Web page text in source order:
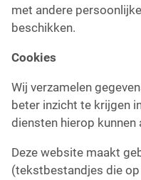
met andere
beschikken.
Cookies
Wij verzamelen
beter inzicht te krijgen
diensten hierop kunnen
Deze website maakt
(tekstbestandjes die